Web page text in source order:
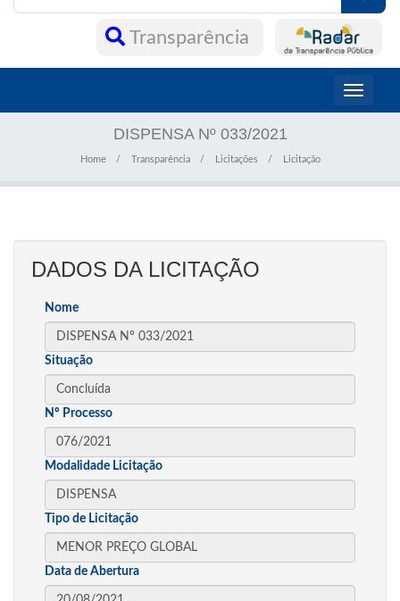
Transparência
Toggle
DISPENSA Nº 033/2021
Home Transparência Licitações Licitação
DADOS DA LICITAÇÃO
Nome
Situação
Nº Processo
Modalidade Licitação
Tipo de Licitação
Data de Abertura